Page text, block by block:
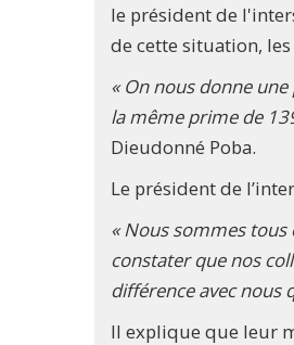
le président de
de cette situation,
« On nous donne
la même prime de
Dieudonné Poba.
Le président de
« Nous sommes
constater que nos
différence avec nous
Il explique que leur